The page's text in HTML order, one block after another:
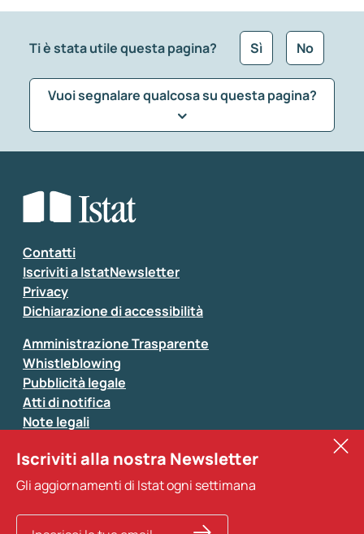
Ti è stata utile questa pagina? Sì No
Vuoi segnalare qualcosa su questa pagina?
Seleziona la tipologia della segnalazione
Inserisci il tuo commento
Si prega di non fornire dati di natura personale (ad
esempio dati di contatto). Per ogni altra comunicazione
Contatti
Iscriviti a IstatNewsletter
Privacy
Dichiarazione di accessibilità
Amministrazione Trasparente
Whistleblowing
Pubblicità legale
Atti di notifica
Note legali
Sistan
Altri servizi
Iscriviti alla nostra Newsletter
Gli aggiornamenti di Istat ogni settimana